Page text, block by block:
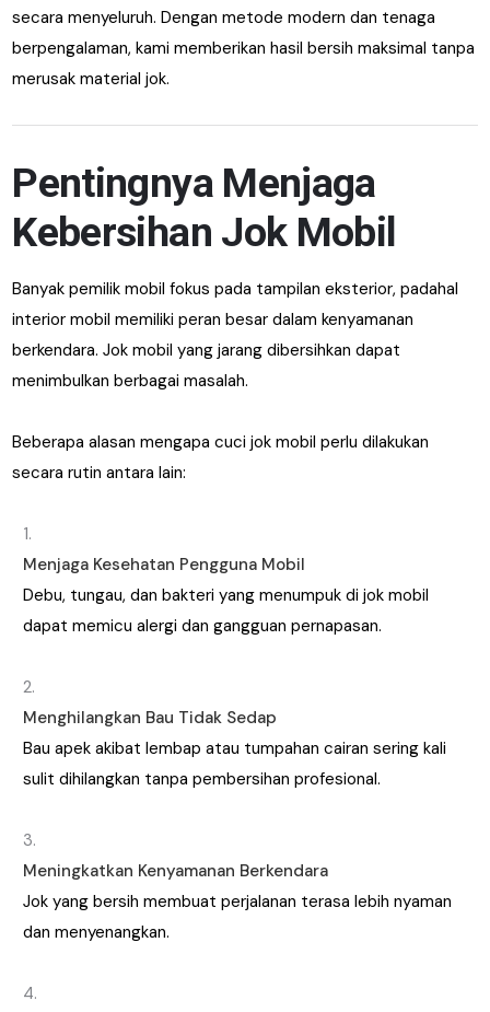
secara menyeluruh. Dengan metode modern dan tenaga
berpengalaman, kami memberikan hasil bersih maksimal tanpa
merusak material jok.
Pentingnya Menjaga
Kebersihan Jok Mobil
Banyak pemilik mobil fokus pada tampilan eksterior, padahal
interior mobil memiliki peran besar dalam kenyamanan
berkendara. Jok mobil yang jarang dibersihkan dapat
menimbulkan berbagai masalah.
Beberapa alasan mengapa cuci jok mobil perlu dilakukan
secara rutin antara lain:
Menjaga Kesehatan Pengguna Mobil
Debu, tungau, dan bakteri yang menumpuk di jok mobil
dapat memicu alergi dan gangguan pernapasan.
Menghilangkan Bau Tidak Sedap
Bau apek akibat lembap atau tumpahan cairan sering kali
sulit dihilangkan tanpa pembersihan profesional.
Meningkatkan Kenyamanan Berkendara
Jok yang bersih membuat perjalanan terasa lebih nyaman
dan menyenangkan.